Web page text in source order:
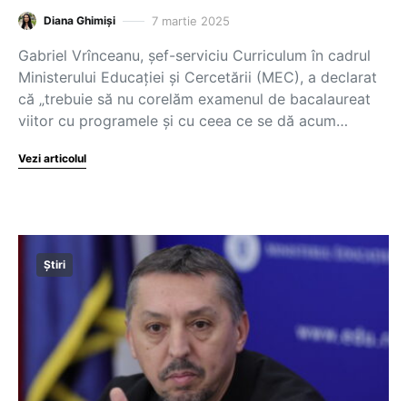
Diana Ghimiși 7 martie 2025
Gabriel Vrînceanu, șef-serviciu Curriculum în cadrul
Ministerului Educației și Cercetării (MEC), a declarat
că „trebuie să nu corelăm examenul de bacalaureat
viitor cu programele și cu ceea ce se dă acum…
Vezi articolul
Știri